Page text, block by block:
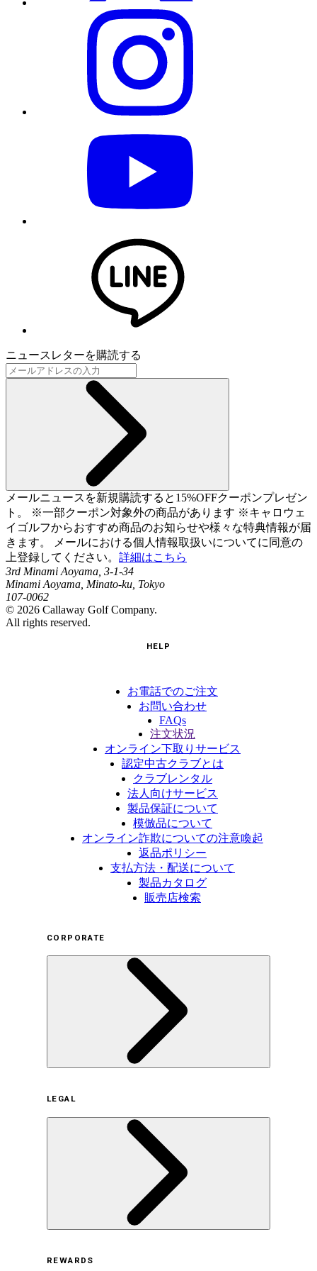
ニュースレターを購読する
メールニュースを新規購読すると15%OFFクーポンプレゼン
ト。 ※一部クーポン対象外の商品があります ※キャロウェ
イゴルフからおすすめ商品のお知らせや様々な特典情報が届
きます。 メールにおける個人情報取扱いについてに同意の
上登録してください。 詳細はこちら
3rd Minami Aoyama, 3-1-34
Minami Aoyama, Minato-ku, Tokyo
107-0062
© 2026 Callaway Golf Company.
All rights reserved.
HELP
お電話でのご注文
お問い合わせ
FAQs
注文状況
オンライン下取りサービス
認定中古クラブとは
クラブレンタル
法人向けサービス
製品保証について
模倣品について
オンライン詐欺についての注意喚起
返品ポリシー
支払方法・配送について
製品カタログ
販売店検索
CORPORATE
サステナビリティの取り組み（日本）
サステナビリティの取り組み（米国/英語）
ヒストリー
採用情報
LEGAL
REWARDS